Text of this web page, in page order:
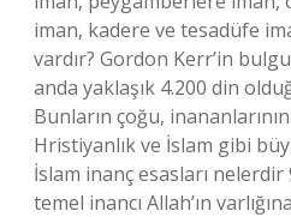
iman, kadere ve tesadüfe
vardır? Gordon Kerr’in
anda yaklaşık 4.200 din
Bunların çoğu,
Hristiyanlık ve İslam gibi
İslam inanç esasları nelerdir
temel inancı Allah’ın